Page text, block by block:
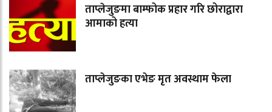
ताप्लेजुङमा बाम्फोक प्रहार गरि छोराद्वारा
आमाको हत्या
ताप्लेजुङका एभेङ मृत अवस्थाम फेला